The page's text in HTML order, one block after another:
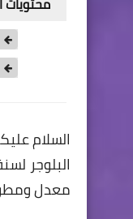
السلام
معدل